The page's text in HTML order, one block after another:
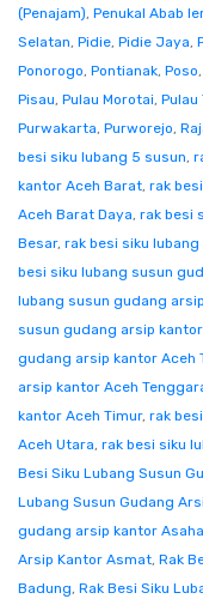
(Penajam), Penukal Abab
Selatan, Pidie, Pidie Jaya,
Ponorogo, Pontianak, Poso,
Pisau, Pulau Morotai, Pulau
Purwakarta, Purworejo,
besi siku lubang 5 susun,
kantor Aceh Barat, rak
Aceh Barat Daya, rak besi
Besar, rak besi siku
besi siku lubang susun
lubang susun gudang
susun gudang arsip
gudang arsip kantor Aceh
arsip kantor Aceh
kantor Aceh Timur, rak
Aceh Utara, rak besi siku
Besi Siku Lubang Susun
Lubang Susun Gudang
gudang arsip kantor
Arsip Kantor Asmat, Rak
Badung, Rak Besi Siku